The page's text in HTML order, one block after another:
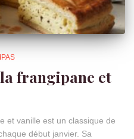
frangipane et
et vanille est un classique de
début janvier. Sa